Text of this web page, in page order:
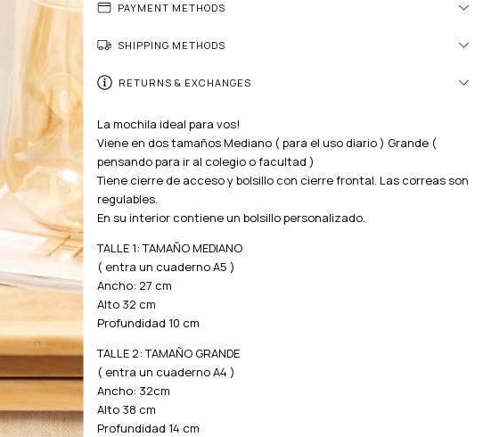
PAYMENT METHODS
SHIPPING METHODS
RETURNS & EXCHANGES
La mochila ideal para vos!
Viene en dos tamaños Mediano ( para el uso diario ) Grande (
pensando para ir al colegio o facultad )
Tiene cierre de acceso y bolsillo con cierre frontal. Las correas son
regulables.
En su interior contiene un bolsillo personalizado.
TALLE 1: TAMAÑO MEDIANO
( entra un cuaderno A5 )
Ancho: 27 cm
Alto 32 cm
Profundidad 10 cm
TALLE 2: TAMAÑO GRANDE
( entra un cuaderno A4 )
Ancho: 32cm
Alto 38 cm
Profundidad 14 cm